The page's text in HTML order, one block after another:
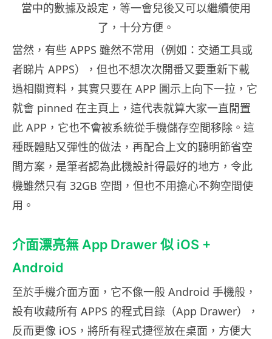
當中的數據及設定，等一會兒後又可以繼續使用
了，十分方便。
當然，有些 APPS 雖然不常用（例如：交通工具或
者睇片 APPS），但也不想次次開番又要重新下載
過相關資料，其實只要在 APP 圖示上向下一拉，它
就會 pinned 在主頁上，這代表就算大家一直閒置
此 APP，它也不會被系統從手機儲存空間移除。這
種既體貼又彈性的做法，再配合上文的聽明節省空
間方案，是筆者認為此機設計得最好的地方，令此
機雖然只有 32GB 空間，但也不用擔心不夠空間使
用。
介面漂亮無 App Drawer 似 iOS +
Android
至於手機介面方面，它不像一般 Android 手機般，
設有收藏所有 APPS 的程式目錄（App Drawer），
反而更像 iOS，將所有程式捷徑放在桌面，方便大